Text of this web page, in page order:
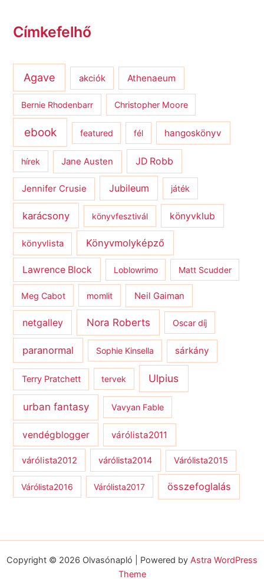
Címkefelhő
Agave akciók Athenaeum
Bernie Rhodenbarr Christopher Moore
ebook featured fél hangoskönyv
hírek Jane Austen JD Robb
Jennifer Crusie Jubileum játék
karácsony könyvfesztivál könyvklub
könyvlista Könyvmolyképző
Lawrence Block Loblowrimo Matt Scudder
Meg Cabot momlit Neil Gaiman
netgalley Nora Roberts Oscar díj
paranormal Sophie Kinsella sárkány
Terry Pratchett tervek Ulpius
urban fantasy Vavyan Fable
vendégblogger várólista2011
várólista2012 várólista2014 Várólista2015
Várólista2016 Várólista2017 összefoglalás
Copyright © 2026 Olvasónapló | Powered by Astra WordPress
Theme